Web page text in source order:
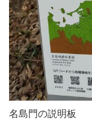
名島門の説明板